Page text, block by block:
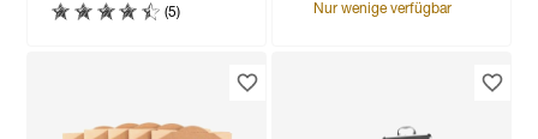
(5)
Nur wenige verfügbar